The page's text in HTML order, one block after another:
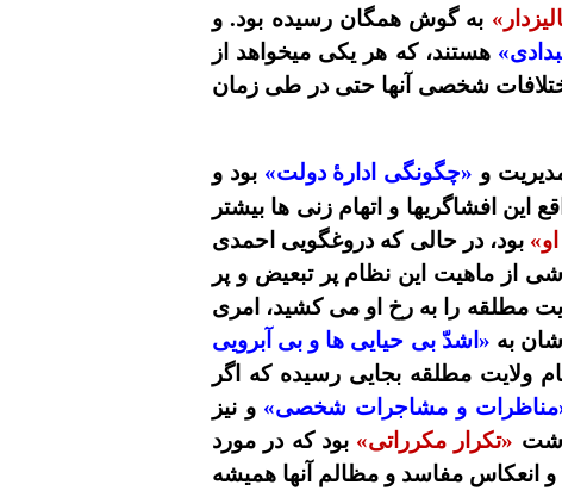
به گوش همگان رسیده بود. و
هستند، که هر یکی میخواهد از
شخصی آنها حتی در طی زمان
و «چگونگی ادارۀ دولت» بود و
افشاگریها و اتهام زنی ها بیشتر
بود، در حالی که دروغگویی احمدی
از ماهیت این نظام پر تبعیض و پر
مطلقه را به رخ او می کشید، امری
به «اشدّ بی حیایی ها و بی آبرویی
مطلقه بجایی رسیده که اگر
و مشاجرات شخصی»و نیز
«تکرار مکرراتی» بود که در مورد
انعکاس مفاسد و مظالم آنها همیشه